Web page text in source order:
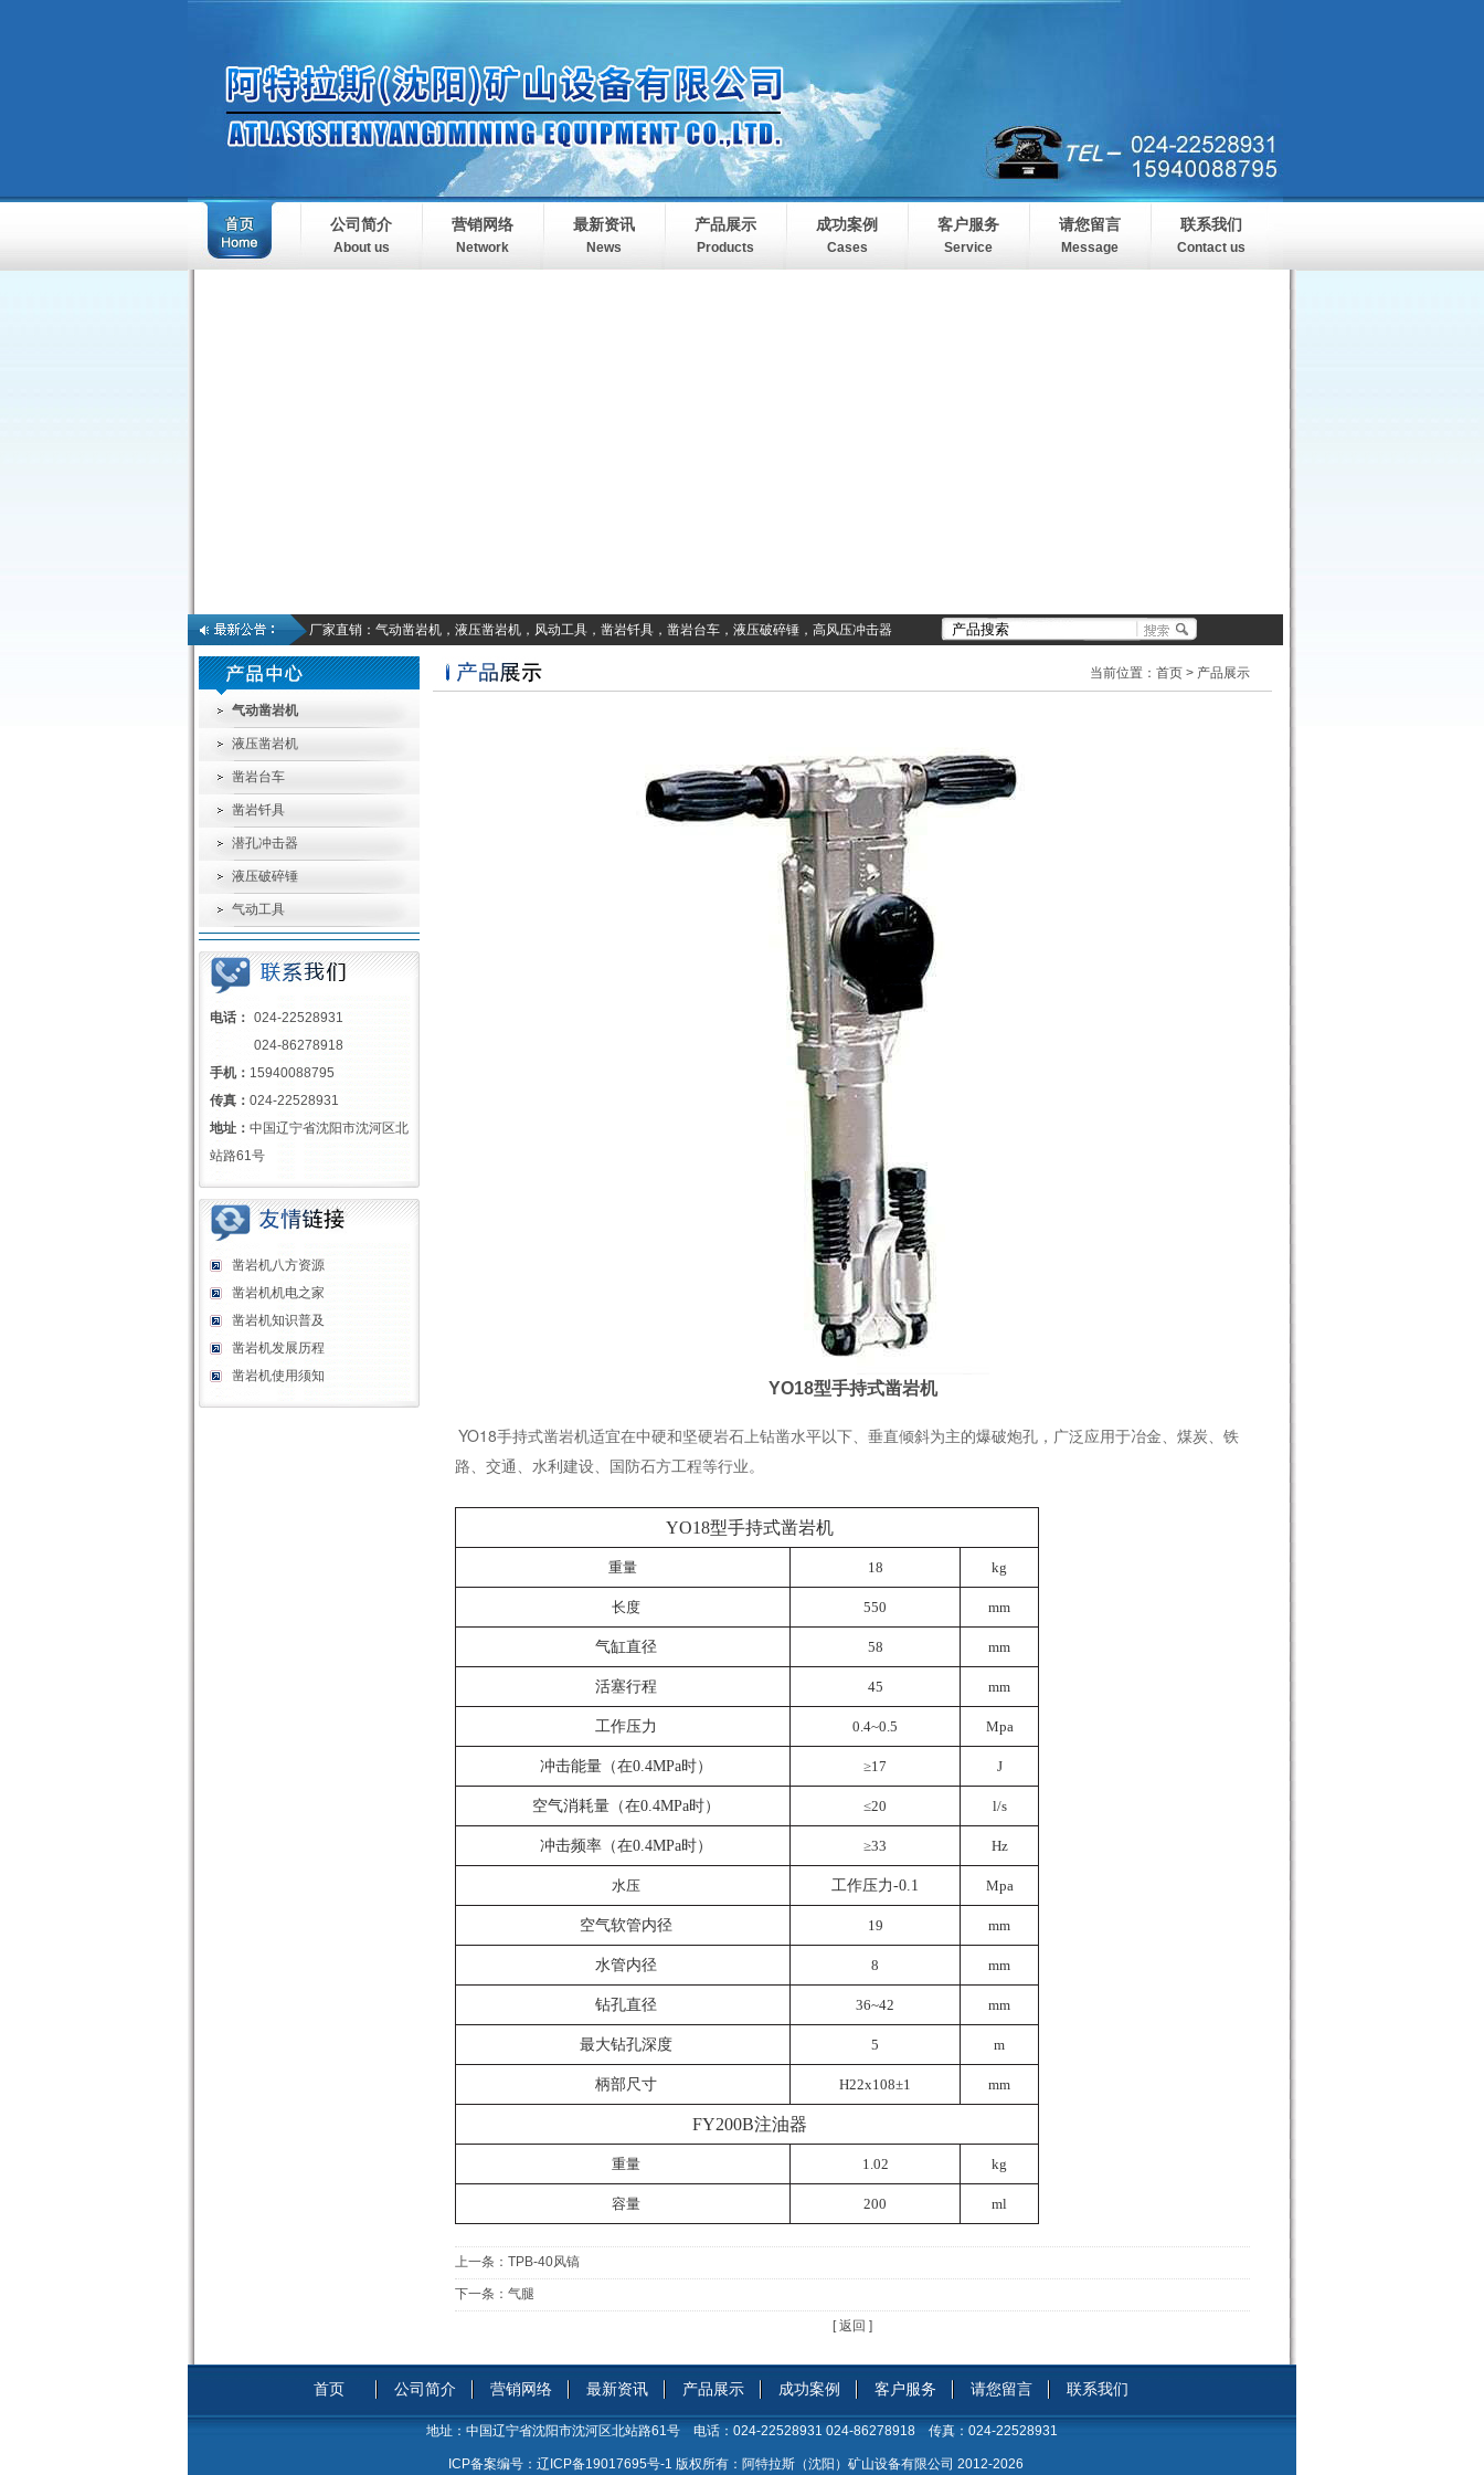
公司简介
About us
营销网络
Network
最新资讯
News
产品展示
Products
成功案例
Cases
客户服务
Service
请您留言
Message
联系我们
Contact us
厂家直销：气动凿岩机，液压凿岩机，风动工具，凿岩钎具，凿岩台车，液压破碎锤，高风压冲击器
气动凿岩机
液压凿岩机
凿岩台车
凿岩钎具
潜孔冲击器
液压破碎锤
气动工具
电话： 024-22528931
024-86278918
手机： 15940088795
传真： 024-22528931
地址： 中国辽宁省沈阳市沈河区北
站路61号
凿岩机八方资源
凿岩机机电之家
凿岩机知识普及
凿岩机发展历程
凿岩机使用须知
当前位置： 首页 > 产品展示
YO18型手持式凿岩机
YO18手持式凿岩机适宜在中硬和坚硬岩石上钻凿水平以下、垂直倾斜为主的爆破炮孔，广泛应用于冶金、煤炭、铁
路、交通、水利建设、国防石方工程等行业。
YO18型手持式凿岩机
重量 18 kg
长度 550 mm
气缸直径 58 mm
活塞行程 45 mm
工作压力 0.4~0.5 Mpa
冲击能量（在0.4MPa时） ≥17 J
空气消耗量（在0.4MPa时） ≤20 l/s
冲击频率（在0.4MPa时） ≥33 Hz
水压 工作压力-0.1 Mpa
空气软管内径 19 mm
水管内径 8 mm
钻孔直径 36~42 mm
最大钻孔深度 5 m
柄部尺寸 H22x108±1 mm
FY200B注油器
重量 1.02 kg
容量 200 ml
上一条： TPB-40风镐
下一条： 气腿
[ 返回 ]
首页 公司简介 营销网络 最新资讯 产品展示 成功案例 客户服务 请您留言 联系我们
地址： 中国辽宁省沈阳市沈河区北站路61号 电话： 024-22528931 024-86278918 传真： 024-22528931
ICP备案编号： 辽ICP备19017695号-1 版权所有： 阿特拉斯（沈阳）矿山设备有限公司 2012-2026